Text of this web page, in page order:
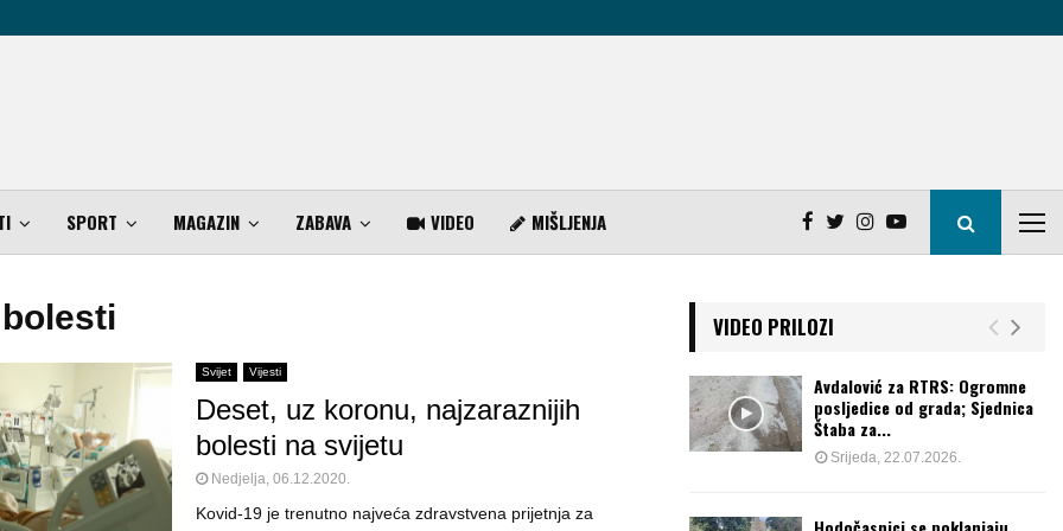
SPORT MAGAZIN ZABAVA VIDEO MIŠLJENJA
Svijet Vijesti
Deset, uz koronu, najzaraznijih
bolesti na svijetu
Nedjelja, 06.12.2020.
Kovid-19 je trenutno najveća zdravstvena prijetnja za
VIDEO PRILOZI
Avdalović za RTRS: Ogromne
posljedice od grada; Sjednica
Štaba za...
Srijeda, 22.07.2026.